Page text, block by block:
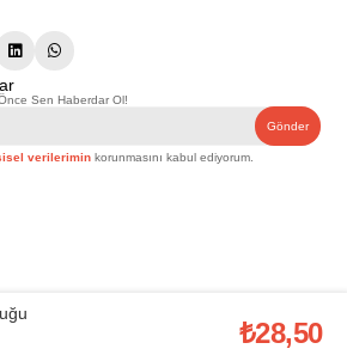
Sen Haberdar Ol!
Gönder
verilerimin korunmasını kabul ediyorum.
Afeks Yapı Market
. Tüm hakları saklıdır.
ticari amaçlıdır. Web sitemizde yer alan
ait olup, firmamızın yazılı izni alınmadan
₺28,50